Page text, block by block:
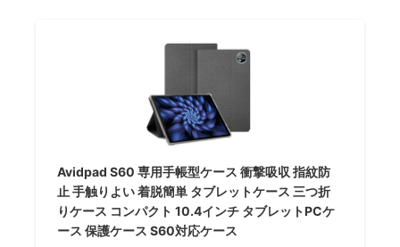
Avidpad S60 専用手帳型ケース 衝撃吸収 指紋防
止 手触りよい 着脱簡単 タブレットケース 三つ折
りケース コンパクト 10.4インチ タブレットPCケ
ース 保護ケース S60対応ケース